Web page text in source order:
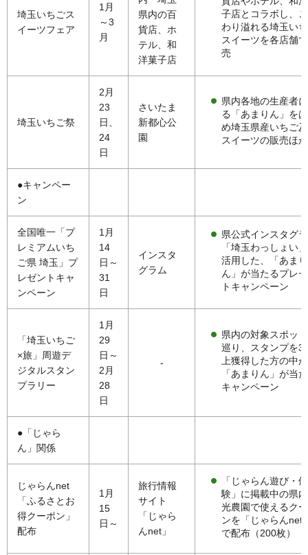
埼玉いちごス
イーツフェア
1月
～3
月
県内の百
貨店、ホ
テル、和
洋菓子店
子店とコラボし、
わり溢れる埼玉い
スイーツを各店舗
売
埼玉いちご祭
2月
23
日、
24
日
さいたま
新都心公
園
県内各地の生産者
る「あまりん」を
め埼玉県産いちご
スイーツの販売ほか
●キャンペー
ン
全国唯一「プ
レミアムいち
ご県 埼玉」プ
レゼントキャ
ンペーン
1月
14
日～
31
日
インスタ
グラム
県公式インスタグ
「埼玉わっしょい
活用した、「あまり
ん」が当たるプレ
トキャンペーン
「埼玉いちご
×旅」周遊デ
ジタルスタン
プラリー
1月
29
日～
2月
28
日
-
県内の対象スポッ
巡り、スタンプを3
上獲得した方の中
「あまりん」が当
キャンペーン
●「じゃら
ん」関係
じゃらんnet
「ふるさとお
得クーポン」
配布
1月
15
日～
旅行情報
サイト
「じゃら
んnet」
「じゃらん遊び・体
験」に掲載中の県
光農園で使えるク
ンを「じゃらんnet
で配布（200枚）